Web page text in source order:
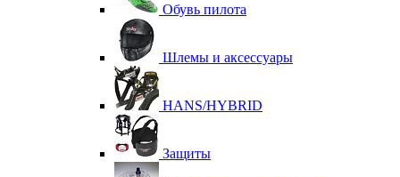
Обувь пилота
Шлемы и аксессуары
HANS/HYBRID
Защиты